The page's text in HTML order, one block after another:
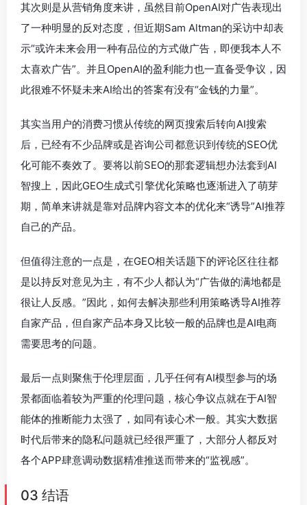
其次则是从营销角度来讲，虽然目前OpenAI对广告表现出
了一种明显的反对态度，但近期Sam Altman的采访中却表
示“或许未来会用一种有品位的方式做广告，即便我本人不
太喜欢广告”。并且OpenAI的盈利能力也一直备受争议，因
此很难不怀疑未来AI给出的答案有没有“金钱的力量”。
其实当用户的消费习惯从传统的网页搜索后转向AI搜索
后，已经有不少品牌或是咨询公司都意识到传统的SEO优
化可能不奏效了。要将以前SEO的那套逻辑想办法套到AI
智搜上，因此GEO生成式引擎优化策略也逐渐进入了萌芽
期，简单来讲就是靠对品牌内容文本的优化来“诱导”AI推荐
自己的产品。
但值得注意的一点是，在GEO相关话题下的评论区往往都
是以持反对意见为主，有不少人都认为“广告做的满地都是
很让人反感。”因此，如何去解决那些利用策略诱导AI推荐
自家产品，但自家产品本身又比较一般的品牌也是AI电商
需要思考的问题。
最后一点则聚焦于伦理层面，几乎任何有AI模型参与的场
景都面临着较为严重的伦理问题，核心争议点就在于AI智
能体的推断能力太强了，如同有读心术一般。其实大数据
时代后带来的隐私问题就已经很严重了，大部分人都反对
各个APP肆意调动数据精准推送而带来的“监视感”。
03 结语